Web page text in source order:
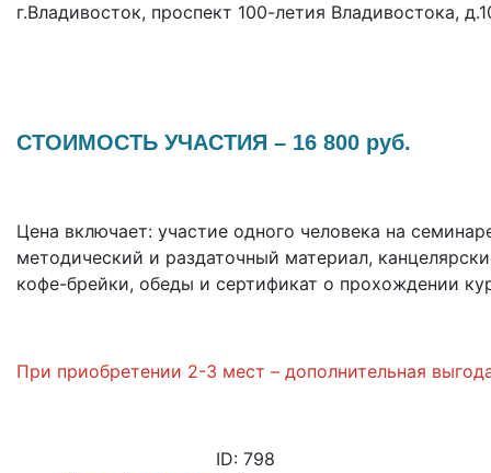
г.Владивосток, проспект 100-летия Владивостока,
СТОИМОСТЬ УЧАСТИЯ – 16 800 руб.
Цена включает: участие одного человека на
методический и раздаточный материал,
кофе-брейки, обеды и сертификат о прохождении
При приобретении 2-3 мест – дополнительная
ID: 798